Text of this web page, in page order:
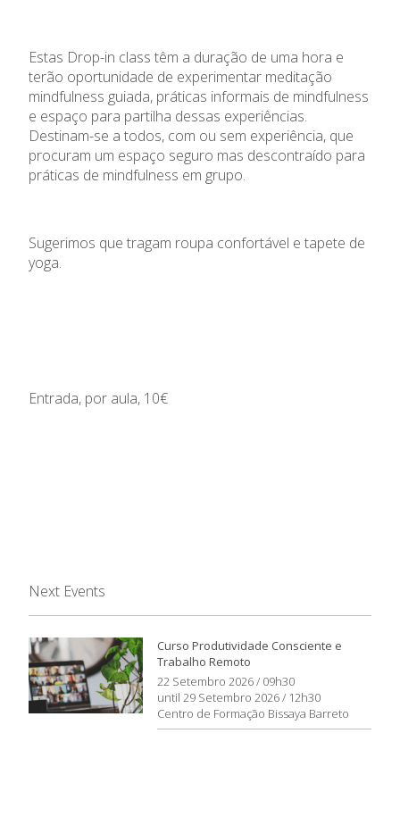
Estas Drop-in class têm a duração de uma hora e
terão oportunidade de experimentar meditação
mindfulness guiada, práticas informais de mindfulness
e espaço para partilha dessas experiências.
Destinam-se a todos, com ou sem experiência, que
procuram um espaço seguro mas descontraído para
práticas de mindfulness em grupo.
Sugerimos que tragam roupa confortável e tapete de
yoga.
Entrada, por aula, 10€
Next Events
Curso Produtividade Consciente e
Trabalho Remoto
22 Setembro 2026 / 09h30
until 29 Setembro 2026 / 12h30
Centro de Formação Bissaya Barreto